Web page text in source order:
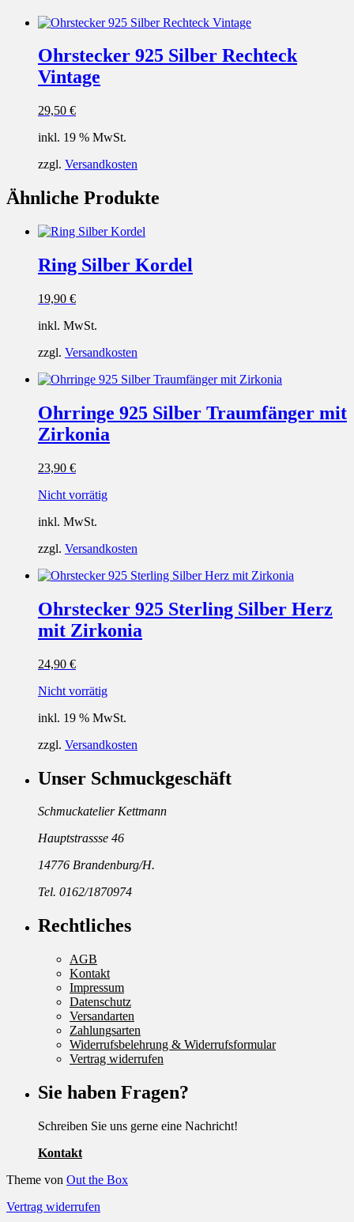
Ohrstecker 925 Silber Rechteck
Vintage
29,50 €
inkl. 19 % MwSt.
zzgl. Versandkosten
Ähnliche Produkte
Ring Silber Kordel
19,90 €
inkl. MwSt.
zzgl. Versandkosten
Ohrringe 925 Silber Traumfänger mit
Zirkonia
23,90 €
Nicht vorrätig
inkl. MwSt.
zzgl. Versandkosten
Ohrstecker 925 Sterling Silber Herz
mit Zirkonia
24,90 €
Nicht vorrätig
inkl. 19 % MwSt.
zzgl. Versandkosten
Unser Schmuckgeschäft
Schmuckatelier Kettmann
Hauptstrassse 46
14776 Brandenburg/H.
Tel. 0162/1870974
Rechtliches
AGB
Kontakt
Impressum
Datenschutz
Versandarten
Zahlungsarten
Widerrufsbelehrung & Widerrufsformular
Vertrag widerrufen
Sie haben Fragen?
Schreiben Sie uns gerne eine Nachricht!
Kontakt
Theme von Out the Box
Vertrag widerrufen